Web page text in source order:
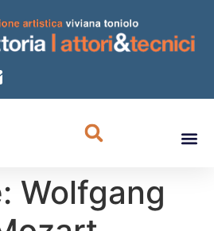
Wolfgang